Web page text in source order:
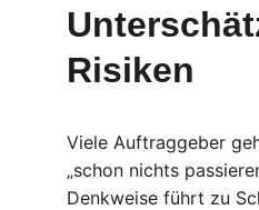
Risiken
Viele Auftraggeber
„schon nichts
Denkweise führt zu